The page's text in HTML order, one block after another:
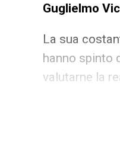
Guglielmo
La sua
hanno spinto
valutarne la
Proprio la